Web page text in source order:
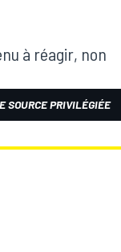
à réagir, non
SOURCE PRIVILÉGIÉE